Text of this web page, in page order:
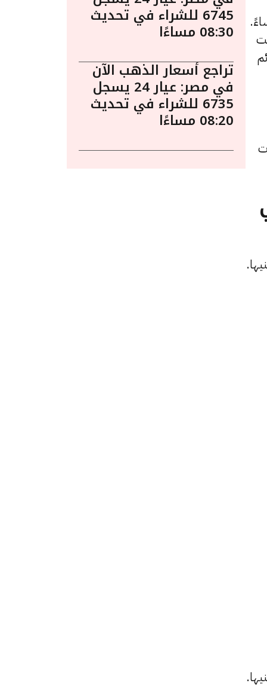
بتاريخ الأربعاء 14 أغسطس الساعة 2:15 مساءً.
6745 للشراء في تحديث
08:30 مساءًا
تراجع أسعار الذهب الآن
في مصر: عيار 24 يسجل
6735 للشراء في تحديث
08:20 مساءًا